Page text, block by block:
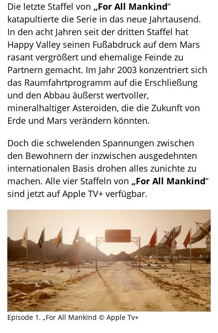
Die letzte Staffel von „For All Mankind“
katapultierte die Serie in das neue Jahrtausend.
In den acht Jahren seit der dritten Staffel hat
Happy Valley seinen Fußabdruck auf dem Mars
rasant vergrößert und ehemalige Feinde zu
Partnern gemacht. Im Jahr 2003 konzentriert sich
das Raumfahrtprogramm auf die Erschließung
und den Abbau äußerst wertvoller,
mineralhaltiger Asteroiden, die die Zukunft von
Erde und Mars verändern könnten.
Doch die schwelenden Spannungen zwischen
den Bewohnern der inzwischen ausgedehnten
internationalen Basis drohen alles zunichte zu
machen. Alle vier Staffeln von „For All Mankind“
sind jetzt auf Apple TV+ verfügbar.
Episode 1. „For All Mankind © Apple Tv+